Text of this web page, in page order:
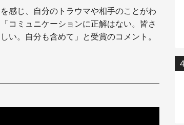
感じ、自分のトラウマや相手のことがわ
コミュニケーションに正解はない。皆さ
い。自分も含めて」と受賞のコメント。